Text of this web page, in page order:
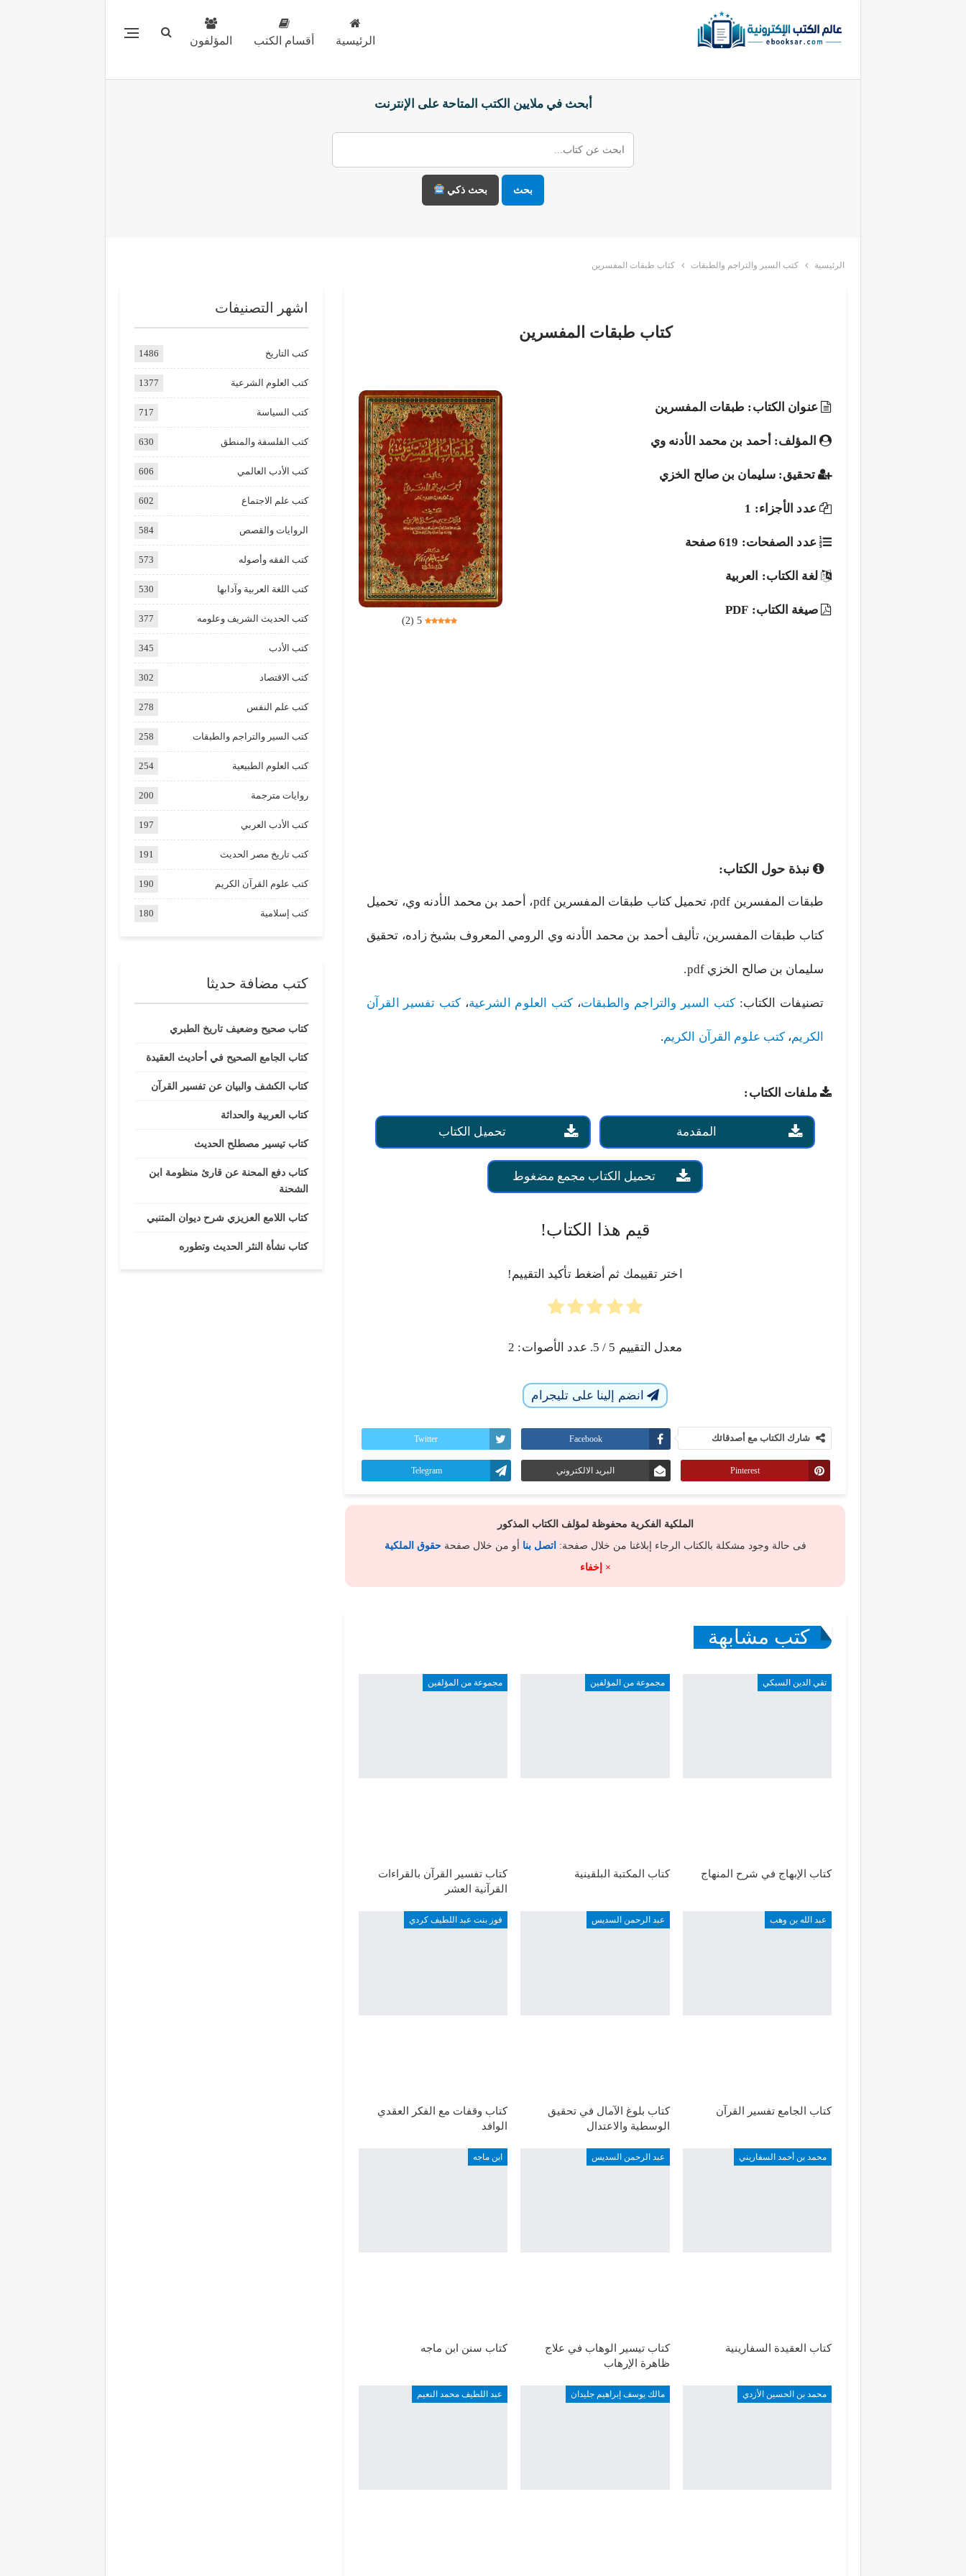
الرئيسية أقسام الكتب المؤلفون
أبحث في ملايين الكتب المتاحة على الإنترنت
بحث بحث ذكي
الرئيسية كتب السير والتراجم والطبقات كتاب طبقات المفسرين
كتاب طبقات المفسرين
5
(
2
)
عنوان الكتاب: طبقات المفسرين
المؤلف: أحمد بن محمد الأدنه وي
تحقيق: سليمان بن صالح الخزي
عدد الأجزاء: 1
عدد الصفحات: 619 صفحة
لغة الكتاب: العربية
صيغة الكتاب: PDF
نبذة حول الكتاب:
طبقات المفسرين pdf، تحميل كتاب طبقات المفسرين pdf، أحمد بن محمد الأدنه وي، تحميل
كتاب طبقات المفسرين، تأليف أحمد بن محمد الأدنه وي الرومي المعروف بشيخ زاده، تحقيق
سليمان بن صالح الخزي pdf.
تصنيفات الكتاب:كتب السير والتراجم والطبقات، كتب العلوم الشرعية، كتب تفسير القرآن
الكريم، كتب علوم القرآن الكريم.
ملفات الكتاب:
المقدمة تحميل الكتاب
تحميل الكتاب مجمع مضغوط
قيم هذا الكتاب!
اختر تقييمك ثم أضغط تأكيد التقييم!
معدل التقييم 5 / 5. عدد الأصوات: 2
انضم إلينا على تليجرام
شارك الكتاب مع أصدقائك Facebook
Twitter
Pinterest البريد الالكتروني Telegram
الملكية الفكرية محفوظة لمؤلف الكتاب المذكور
فى حالة وجود مشكلة بالكتاب الرجاء إبلاغنا من خلال صفحة: اتصل بنا أو من خلال صفحةحقوق الملكية
× إخفاء
كتب مشابهة
تقي الدين السبكي
كتاب الإبهاج في شرح المنهاج
مجموعة من المؤلفين
كتاب المكتبة البلقينية
مجموعة من المؤلفين
كتاب تفسير القرآن بالقراءات
القرآنية العشر
عبد الله بن وهب
كتاب الجامع تفسير القرآن
عبد الرحمن السديس
كتاب بلوغ الآمال في تحقيق
الوسطية والاعتدال
فوز بنت عبد اللطيف كردي
كتاب وقفات مع الفكر العقدي
الوافد
محمد بن أحمد السفاريني
كتاب العقيدة السفارينية
عبد الرحمن السديس
كتاب تيسير الوهاب في علاج
ظاهرة الإرهاب
ابن ماجه
كتاب سنن ابن ماجه
محمد بن الحسين الأزدي مالك يوسف إبراهيم جليدان عبد اللطيف محمد النعيم
اشهر التصنيفات
كتب التاريخ 1486
كتب العلوم الشرعية 1377
كتب السياسة 717
كتب الفلسفة والمنطق 630
كتب الأدب العالمي 606
كتب علم الاجتماع 602
الروايات والقصص 584
كتب الفقه وأصوله 573
كتب اللغة العربية وآدابها 530
كتب الحديث الشريف وعلومه 377
كتب الأدب 345
كتب الاقتصاد 302
كتب علم النفس 278
كتب السير والتراجم والطبقات 258
كتب العلوم الطبيعية 254
روايات مترجمة 200
كتب الأدب العربي 197
كتب تاريخ مصر الحديث 191
كتب علوم القرآن الكريم 190
كتب إسلامية 180
كتب مضافة حديثا
كتاب صحيح وضعيف تاريخ الطبري
كتاب الجامع الصحيح في أحاديث العقيدة
كتاب الكشف والبيان عن تفسير القرآن
كتاب العربية والحداثة
كتاب تيسير مصطلح الحديث
كتاب دفع المحنة عن قارئ منظومة ابن
الشحنة
كتاب اللامع العزيزي شرح ديوان المتنبي
كتاب نشأة النثر الحديث وتطوره